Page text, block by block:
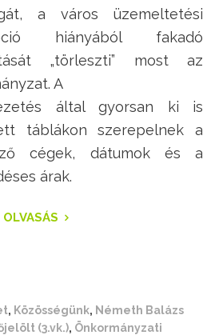
a város üzemeltetési
hiányából fakadó
„törleszti” most az
A
által gyorsan ki is
táblákon szerepelnek a
cégek, dátumok és a
árak.
, Közösségünk, Németh Balázs
(3.vk.), Önkormányzati